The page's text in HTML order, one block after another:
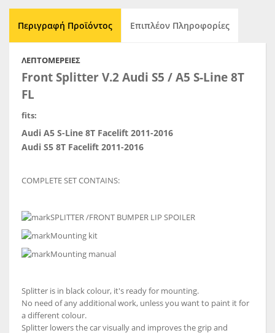
Περιγραφή Προϊόντος Επιπλέον Πληροφορίες
ΛΕΠΤΟΜΈΡΕΙΕΣ
Front Splitter V.2 Audi S5 / A5 S-Line 8T
FL
fits:
Audi A5 S-Line 8T Facelift 2011-2016
Audi S5 8T Facelift 2011-2016
COMPLETE SET CONTAINS:
SPLITTER /FRONT BUMPER LIP SPOILER
Mounting kit
Mounting manual
Splitter is in black colour, it's ready for mounting.
No need of any additional work, unless you want to paint it for
a different colour.
Splitter lowers the car visually and improves the grip and